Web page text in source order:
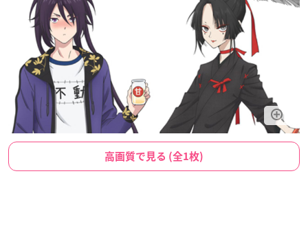
高画質で見る (全1枚)